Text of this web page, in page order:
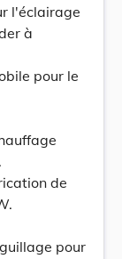
l'éclairage
à
pour le
de
pour